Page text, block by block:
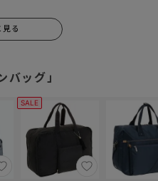
見る
バッグ」
SALE